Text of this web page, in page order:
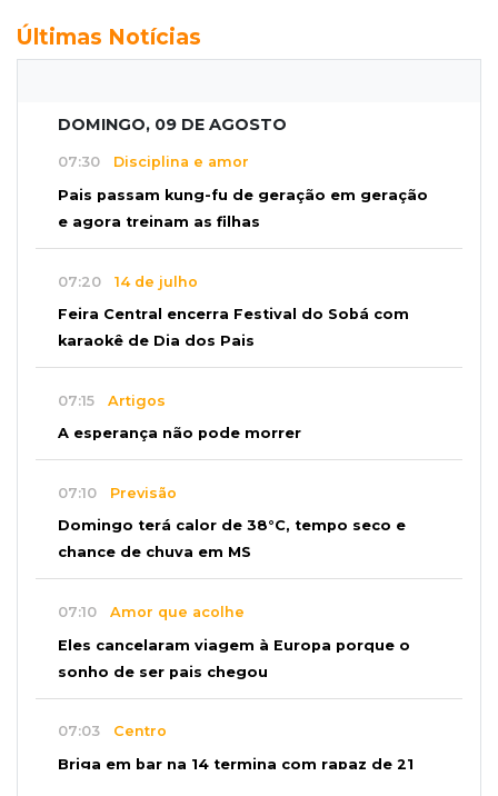
Últimas Notícias
DOMINGO, 09 DE AGOSTO
07:30 Disciplina e amor
Pais passam kung-fu de geração em geração
e agora treinam as filhas
07:20 14 de julho
Feira Central encerra Festival do Sobá com
karaokê de Dia dos Pais
07:15 Artigos
A esperança não pode morrer
07:10 Previsão
Domingo terá calor de 38°C, tempo seco e
chance de chuva em MS
07:10 Amor que acolhe
Eles cancelaram viagem à Europa porque o
sonho de ser pais chegou
07:03 Centro
Briga em bar na 14 termina com rapaz de 21